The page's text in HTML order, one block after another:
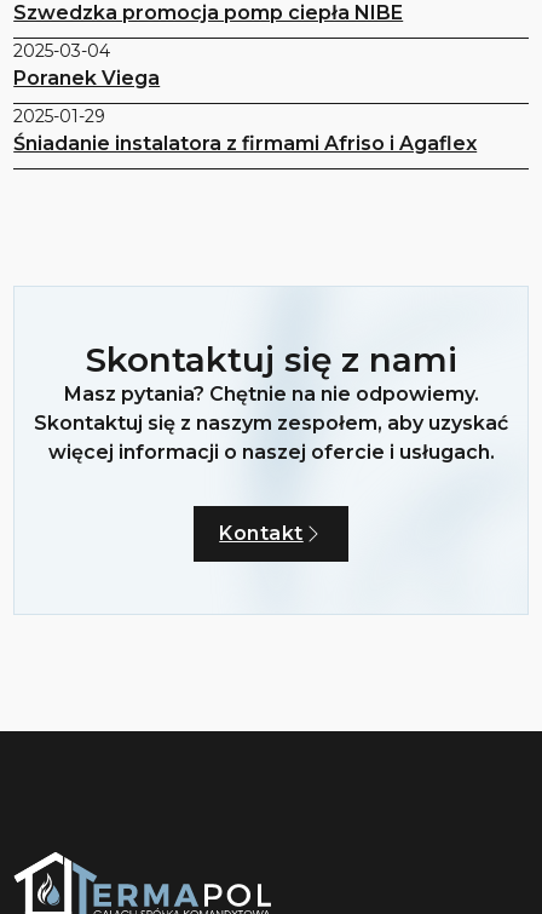
Szwedzka promocja pomp ciepła NIBE
2025-03-04
Poranek Viega
2025-01-29
Śniadanie instalatora z firmami Afriso i Agaflex
Skontaktuj się z nami
Masz pytania? Chętnie na nie odpowiemy.
Skontaktuj się z naszym zespołem, aby uzyskać
więcej informacji o naszej ofercie i usługach.
Kontakt